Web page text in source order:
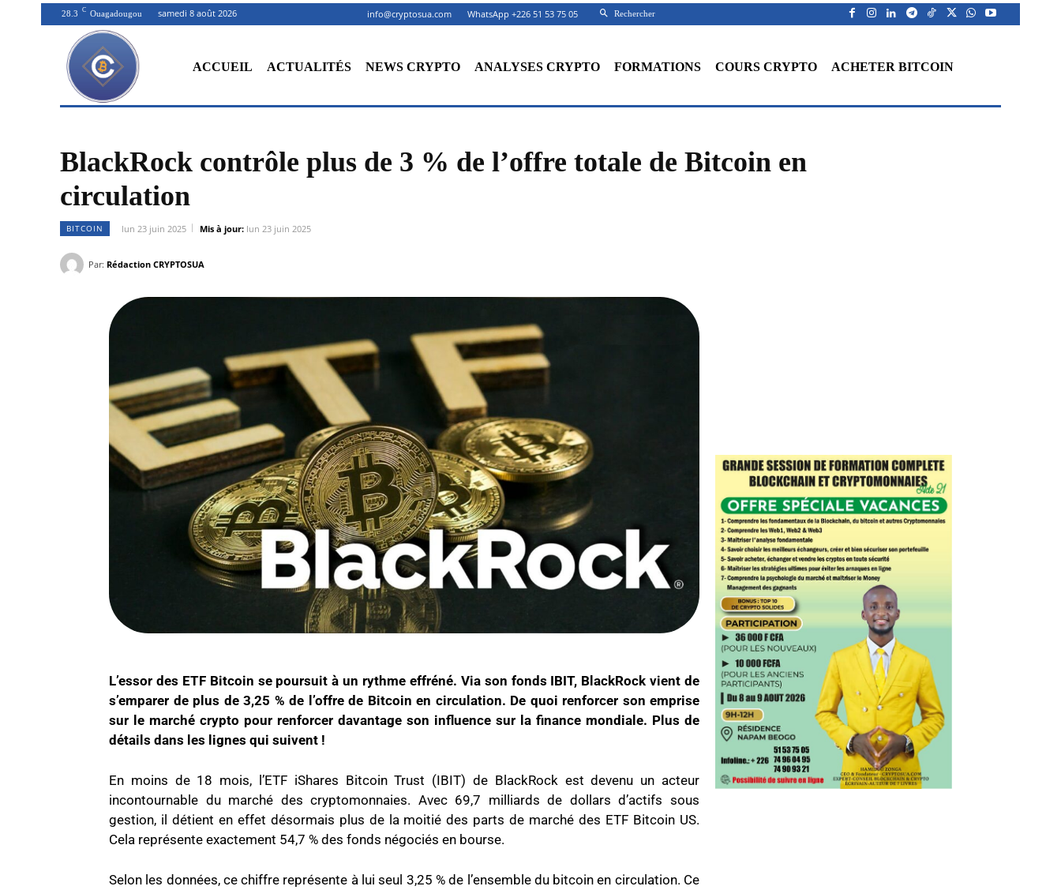
28.3 C Ouagadougou samedi 8 août 2026 info@cryptosua.com WhatsApp +226 51 53 75 05 Rechercher
ACCUEIL ACTUALITÉS NEWS CRYPTO ANALYSES CRYPTO FORMATIONS COURS CRYPTO ACHETER BITCOIN
BlackRock contrôle plus de 3 % de l’offre totale de Bitcoin en
circulation
BITCOIN lun 23 juin 2025 Mis à jour: lun 23 juin 2025
Par: Rédaction CRYPTOSUA
L’essor des ETF Bitcoin se poursuit à un rythme effréné. Via son fonds IBIT, BlackRock vient de
s’emparer de plus de 3,25 % de l’offre de Bitcoin en circulation. De quoi renforcer son emprise
sur le marché crypto pour renforcer davantage son influence sur la finance mondiale. Plus de
détails dans les lignes qui suivent !
En moins de 18 mois, l’ETF iShares Bitcoin Trust (IBIT) de BlackRock est devenu un acteur
incontournable du marché des cryptomonnaies. Avec 69,7 milliards de dollars d’actifs sous
gestion, il détient en effet désormais plus de la moitié des parts de marché des ETF Bitcoin US.
Cela représente exactement 54,7 % des fonds négociés en bourse.
Selon les données, ce chiffre représente à lui seul 3,25 % de l’ensemble du bitcoin en circulation. Ce